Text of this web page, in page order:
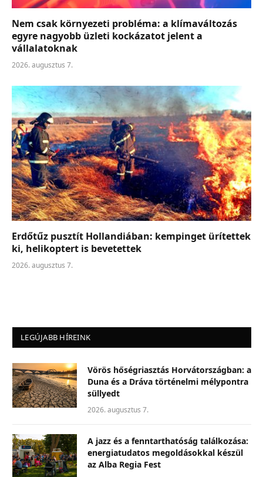
Nem csak környezeti probléma: a klímaváltozás
egyre nagyobb üzleti kockázatot jelent a
vállalatoknak
2026. augusztus 7.
Erdőtűz pusztít Hollandiában: kempinget ürítettek
ki, helikoptert is bevetettek
2026. augusztus 7.
LEGÚJABB HÍREINK
Vörös hőségriasztás Horvátországban: a
Duna és a Dráva történelmi mélypontra
süllyedt
2026. augusztus 7.
A jazz és a fenntarthatóság találkozása:
energiatudatos megoldásokkal készül
az Alba Regia Fest